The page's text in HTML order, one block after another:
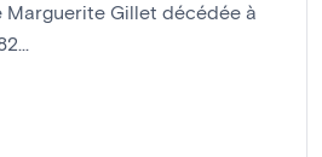
Marguerite Gillet décédée à